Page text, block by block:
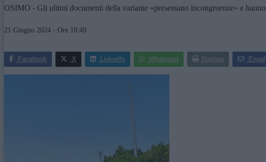
OSIMO - Gli ultimi documenti della variante «presentano incongruenze» e
21 Giugno 2024 - Ore 10:49
Facebook X LinkedIn Whatsapp Stampa Email